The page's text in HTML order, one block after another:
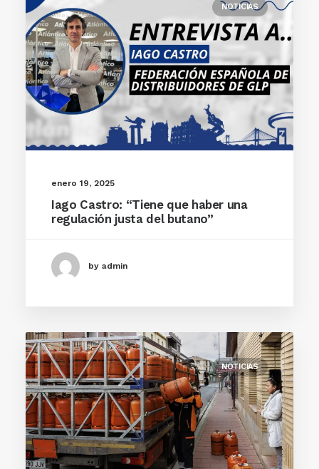
NOTICIAS
enero 19, 2025
Iago Castro: “Tiene que haber una
regulación justa del butano”
by admin
NOTICIAS